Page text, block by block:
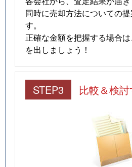
同時に売却方法についての
す。
正確な金額を把握する場合
を出しましょう！
STEP3 比較＆検討